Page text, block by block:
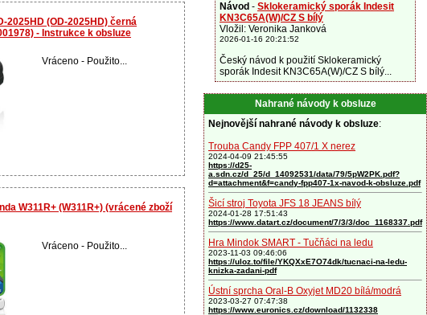
2025HD (OD-2025HD) černá
- Instrukce k obsluze
Vráceno - Použito...
W311R+ (W311R+) (vrácené zboží
Vráceno - Použito...
Návod - Sklokeramický sporák Indesit
KN3C65A(W)/CZ S bílý
Vložil: Veronika Janková
2026-01-16 20:21:52
Český návod k použití Sklokeramický
sporák Indesit KN3C65A(W)/CZ S bílý...
Nahrané návody k obsluze
Nejnovější nahrané návody k obsluze:
Trouba Candy FPP 407/1 X nerez
2024-04-09 21:45:55
https://d25-
a.sdn.cz/d_25/d_14092531/data/79/5pW2PK.pdf?
d=attachment&f=candy-fpp407-1x-navod-k-obsluze.pdf
Šicí stroj Toyota JFS 18 JEANS bílý
2024-01-28 17:51:43
https://www.datart.cz/document/7/3/3/doc_1168337.pdf
Hra Mindok SMART - Tučňáci na ledu
2023-11-03 09:46:06
https://uloz.to/file/YKQXxE7O74dk/tucnaci-na-ledu-
knizka-zadani-pdf
Ústní sprcha Oral-B Oxyjet MD20 bílá/modrá
2023-03-27 07:47:38
https://www.euronics.cz/download/1132338